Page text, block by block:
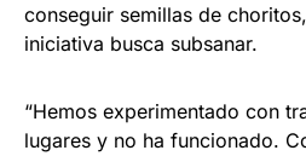
conseguir semillas de
iniciativa busca subsanar.
“Hemos experimentado con
lugares y no ha funcionado.